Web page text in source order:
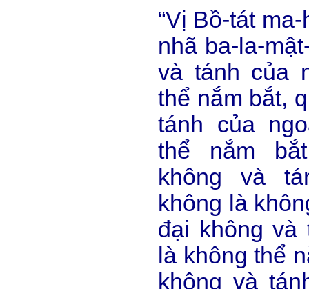
“Vị Bồ-tát
nhã ba-la-
và tánh của
thể nắm bắt,
tánh của
thể nắm
không và
không là
đại không và
là không thể
không và